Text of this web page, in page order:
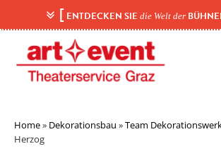
content
[ ENTDECKEN SIE die Welt der
Home» Dekorationsbau »Team
Herzog